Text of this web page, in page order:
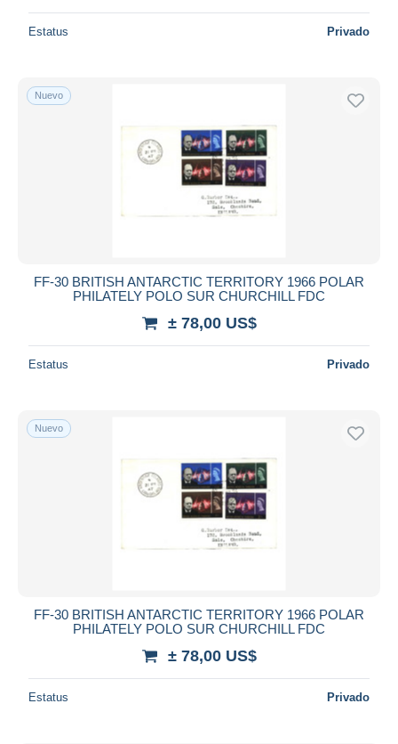
Estatus Privado
Nuevo
FF-30 BRITISH ANTARCTIC TERRITORY 1966 POLAR
PHILATELY POLO SUR CHURCHILL FDC
± 78,00 US$
Estatus Privado
Nuevo
FF-30 BRITISH ANTARCTIC TERRITORY 1966 POLAR
PHILATELY POLO SUR CHURCHILL FDC
± 78,00 US$
Estatus Privado